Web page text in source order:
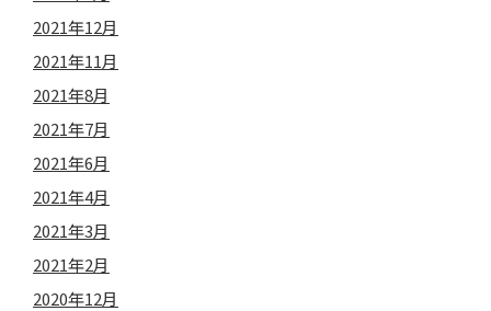
2021年12月
2021年11月
2021年8月
2021年7月
2021年6月
2021年4月
2021年3月
2021年2月
2020年12月